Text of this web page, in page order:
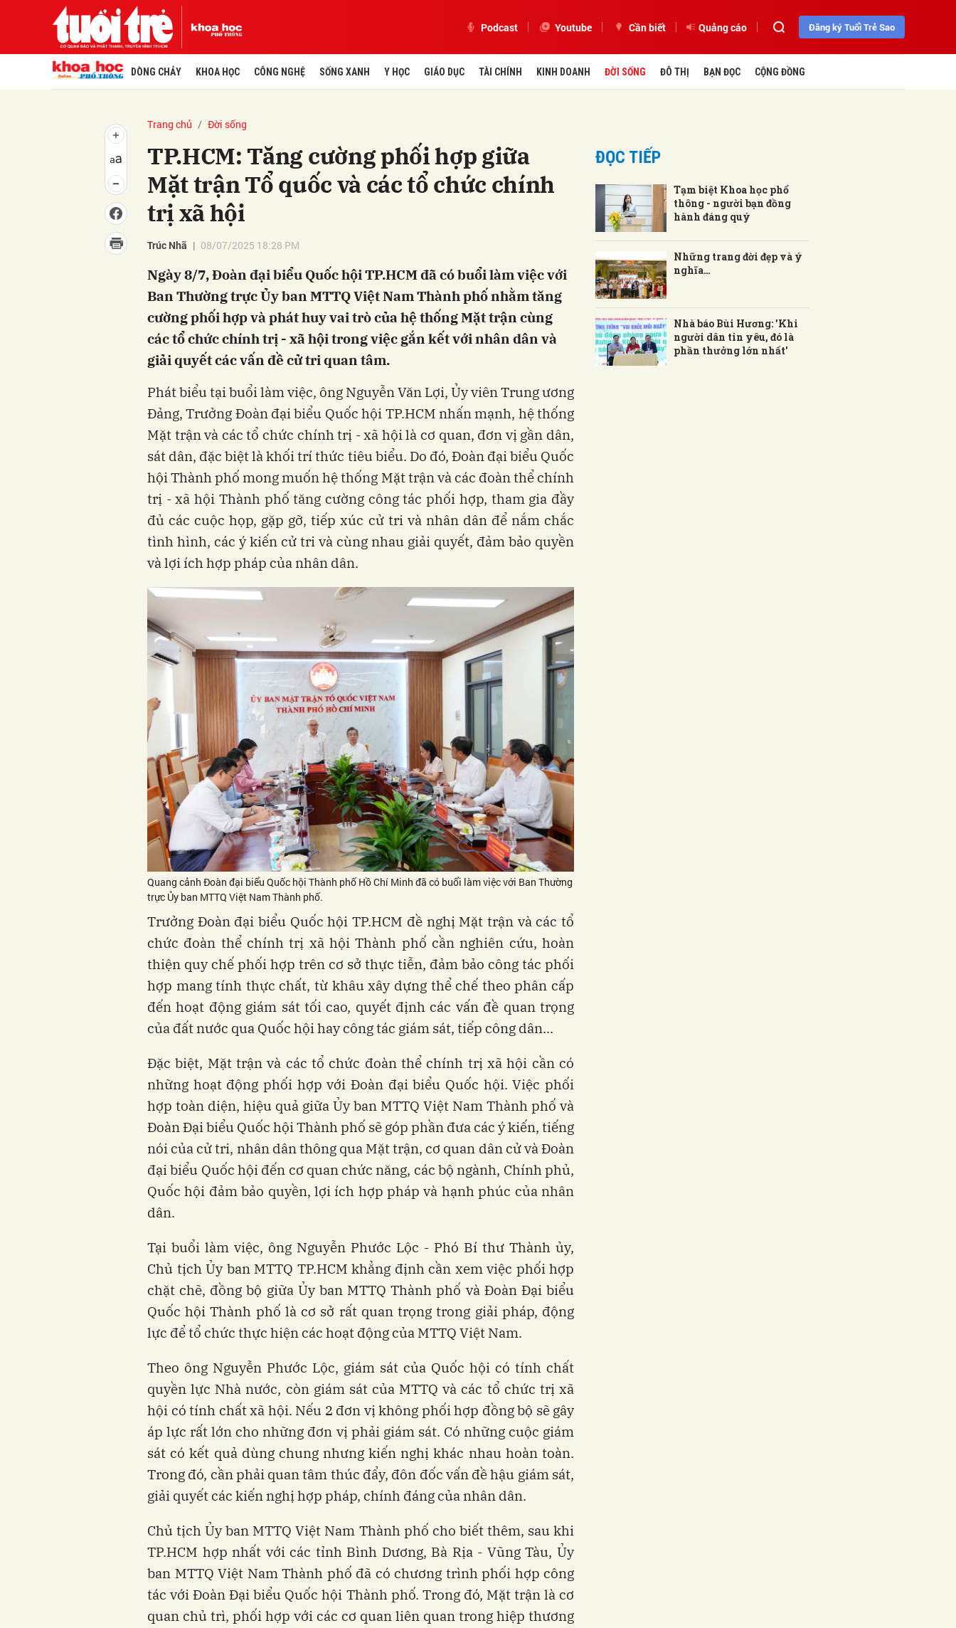
Podcast Youtube Cần biết Quảng cáo Đăng ký Tuổi Trẻ Sao
DÒNG CHẢY KHOA HỌC CÔNG NGHỆ SỐNG XANH Y HỌC GIÁO DỤC TÀI CHÍNH KINH DOANH ĐỜI SỐNG ĐÔ THỊ BẠN ĐỌC CỘNG ĐỒNG
Trang chủ Đời sống
TP.HCM: Tăng cường phối hợp giữa
Mặt trận Tổ quốc và các tổ chức chính
trị xã hội
Trúc Nhã 08/07/2025 18:28 PM
Ngày 8/7, Đoàn đại biểu Quốc hội TP.HCM đã có buổi làm việc với
Ban Thường trực Ủy ban MTTQ Việt Nam Thành phố nhằm tăng
cường phối hợp và phát huy vai trò của hệ thống Mặt trận cùng
các tổ chức chính trị - xã hội trong việc gắn kết với nhân dân và
giải quyết các vấn đề cử tri quan tâm.
Phát biểu tại buổi làm việc, ông Nguyễn Văn Lợi, Ủy viên Trung ương
Đảng, Trưởng Đoàn đại biểu Quốc hội TP.HCM nhấn mạnh, hệ thống
Mặt trận và các tổ chức chính trị - xã hội là cơ quan, đơn vị gần dân,
sát dân, đặc biệt là khối trí thức tiêu biểu. Do đó, Đoàn đại biểu Quốc
hội Thành phố mong muốn hệ thống Mặt trận và các đoàn thể chính
trị - xã hội Thành phố tăng cường công tác phối hợp, tham gia đầy
đủ các cuộc họp, gặp gỡ, tiếp xúc cử tri và nhân dân để nắm chắc
tình hình, các ý kiến cử tri và cùng nhau giải quyết, đảm bảo quyền
và lợi ích hợp pháp của nhân dân.
Quang cảnh Đoàn đại biểu Quốc hội Thành phố Hồ Chí Minh đã có buổi làm việc với Ban Thường
trực Ủy ban MTTQ Việt Nam Thành phố.
Trưởng Đoàn đại biểu Quốc hội TP.HCM đề nghị Mặt trận và các tổ
chức đoàn thể chính trị xã hội Thành phố cần nghiên cứu, hoàn
thiện quy chế phối hợp trên cơ sở thực tiễn, đảm bảo công tác phối
hợp mang tính thực chất, từ khâu xây dựng thể chế theo phân cấp
đến hoạt động giám sát tối cao, quyết định các vấn đề quan trọng
của đất nước qua Quốc hội hay công tác giám sát, tiếp công dân...
Đặc biệt, Mặt trận và các tổ chức đoàn thể chính trị xã hội cần có
những hoạt động phối hợp với Đoàn đại biểu Quốc hội. Việc phối
hợp toàn diện, hiệu quả giữa Ủy ban MTTQ Việt Nam Thành phố và
Đoàn Đại biểu Quốc hội Thành phố sẽ góp phần đưa các ý kiến, tiếng
nói của cử tri, nhân dân thông qua Mặt trận, cơ quan dân cử và Đoàn
đại biểu Quốc hội đến cơ quan chức năng, các bộ ngành, Chính phủ,
Quốc hội đảm bảo quyền, lợi ích hợp pháp và hạnh phúc của nhân
dân.
Tại buổi làm việc, ông Nguyễn Phước Lộc - Phó Bí thư Thành ủy,
Chủ tịch Ủy ban MTTQ TP.HCM khẳng định cần xem việc phối hợp
chặt chẽ, đồng bộ giữa Ủy ban MTTQ Thành phố và Đoàn Đại biểu
Quốc hội Thành phố là cơ sở rất quan trọng trong giải pháp, động
lực để tổ chức thực hiện các hoạt động của MTTQ Việt Nam.
Theo ông Nguyễn Phước Lộc, giám sát của Quốc hội có tính chất
quyền lực Nhà nước, còn giám sát của MTTQ và các tổ chức trị xã
hội có tính chất xã hội. Nếu 2 đơn vị không phối hợp đồng bộ sẽ gây
áp lực rất lớn cho những đơn vị phải giám sát. Có những cuộc giám
sát có kết quả dùng chung nhưng kiến nghị khác nhau hoàn toàn.
Trong đó, cần phải quan tâm thúc đẩy, đôn đốc vấn đề hậu giám sát,
giải quyết các kiến nghị hợp pháp, chính đáng của nhân dân.
Chủ tịch Ủy ban MTTQ Việt Nam Thành phố cho biết thêm, sau khi
TP.HCM hợp nhất với các tỉnh Bình Dương, Bà Rịa - Vũng Tàu, Ủy
ban MTTQ Việt Nam Thành phố đã có chương trình phối hợp công
tác với Đoàn Đại biểu Quốc hội Thành phố. Trong đó, Mặt trận là cơ
quan chủ trì, phối hợp với các cơ quan liên quan trong hiệp thương
ĐỌC TIẾP
Tạm biệt Khoa học phổ
thông - người bạn đồng
hành đáng quý
Những trang đời đẹp và ý
nghĩa…
Nhà báo Bùi Hương: 'Khi
người dân tin yêu, đó là
phần thưởng lớn nhất'